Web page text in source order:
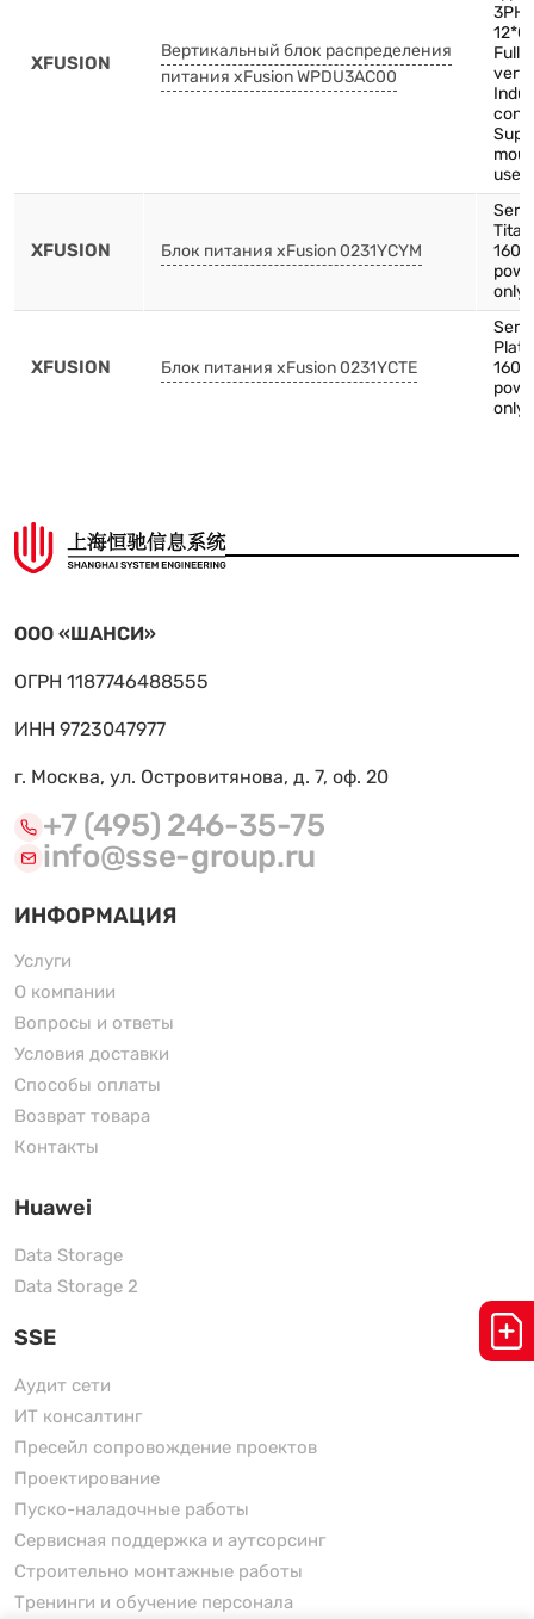
XFUSION
Вертикальный блок распределения
питания xFusion WPDU3AC00
Full
use
XFUSION Блок питания xFusion 0231YCYM
only
XFUSION Блок питания xFusion 0231YCTE
only
ООО «ШАНСИ»
ОГРН 1187746488555
ИНН 9723047977
г. Москва, ул. Островитянова, д. 7, оф. 20
+7 (495) 246-35-75
info@sse-group.ru
ИНФОРМАЦИЯ
Услуги
О компании
Вопросы и ответы
Условия доставки
Способы оплаты
Возврат товара
Контакты
Huawei
Data Storage
Data Storage 2
SSE
Аудит сети
ИТ консалтинг
Пресейл сопровождение проектов
Проектирование
Пуско-наладочные работы
Сервисная поддержка и аутсорсинг
Строительно монтажные работы
Тренинги и обучение персонала